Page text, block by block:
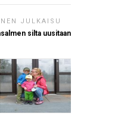
JULKAISU
silta uusitaan